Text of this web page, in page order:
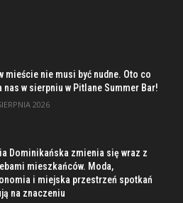
mieście nie musi być nudne. Oto co
nas w sierpniu w Pitlane Summer Bar!
2026
Dominikańska zmienia się wraz z
mieszkańców. Moda,
i miejska przestrzeń spotkań
na znaczeniu